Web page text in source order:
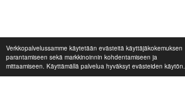
Verkkopalvelussamme käytetään evästeitä käyttäjäkokemuksen
parantamiseen sekä markkinoinnin kohdentamiseen ja
mittaamiseen. Käyttämällä palvelua hyväksyt evästeiden käytön.